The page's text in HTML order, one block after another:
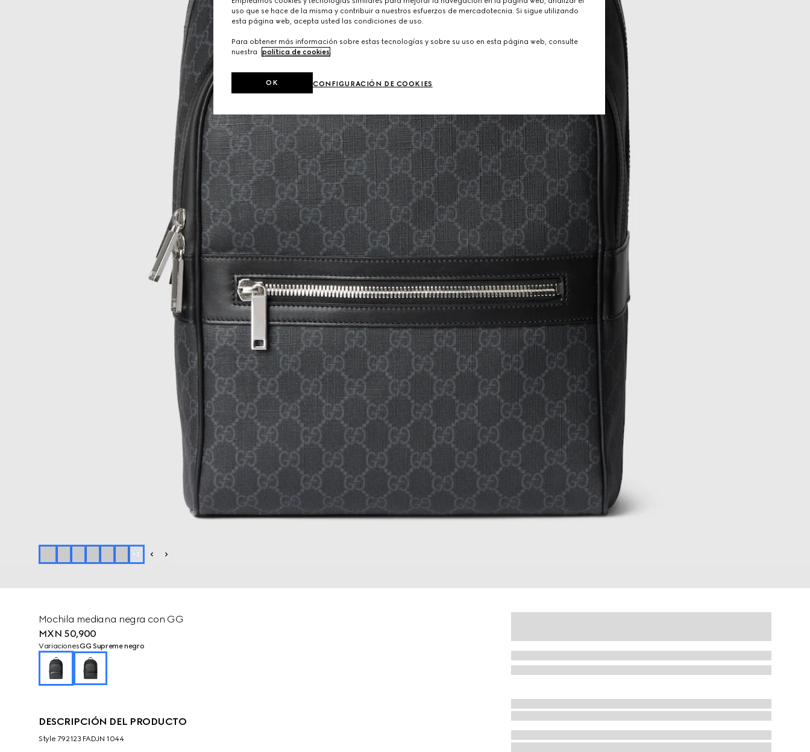
+ 2
Mochila mediana negra con GG
MXN 50,900
VariacionesGG Supreme negro
DESCRIPCIÓN DEL PRODUCTO
Style ‎792123 FADJN 1044
uso que se hace de la misma y contribuir a nuestros esfuerzos de mercadotecnia. Si sigue utilizando
esta página web, acepta usted las condiciones de uso.
Para obtener más información sobre estas tecnologías y sobre su uso en esta página web, consulte
nuestra
política de cookies.
CONFIGURACIÓN DE COOKIES
OK